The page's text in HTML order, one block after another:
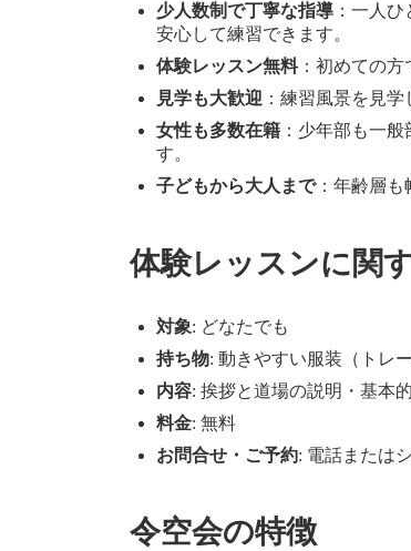
少人数制で丁寧な指導 ：一人
安心して練習できます。
体験レッスン無料：初めての方
見学も大歓迎 ：練習風景を見
女性も多数在籍 ：少年部も一
す。
子どもから大人まで：年齢層も
体験レッスンに関
対象: どなたでも
持ち物: 動きやすい服装（ト
内容: 挨拶と道場の説明・基本
料金: 無料
お問合せ・ご予約: 電話または
令空会の特徴